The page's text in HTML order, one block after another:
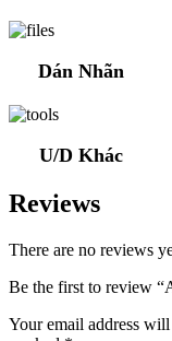
Dán Nhãn
U/D Khác
Reviews
There are no reviews
Be the first to review
Your email address